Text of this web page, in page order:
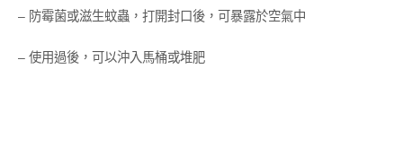
– 防霉菌或滋生蚊蟲，打開封口後，可暴露於空氣中
– 使用過後，可以沖入馬桶或堆肥